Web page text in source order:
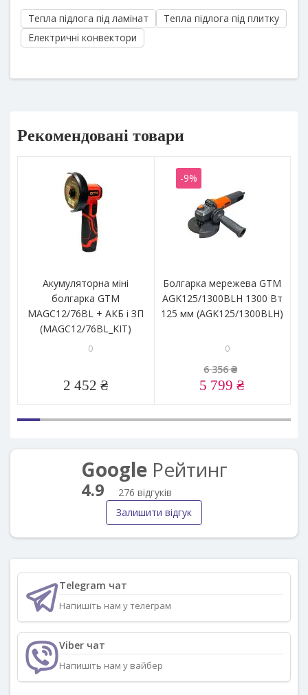
Тепла підлога під ламінат
Тепла підлога під плитку
Електричні конвектори
Рекомендовані товари
Акумуляторна міні
болгарка GTM
MAGC12/76BL + АКБ і ЗП
(MAGC12/76BL_KIT)
0
2 452 ₴
-9%
Болгарка мережева GTM
AGK125/1300BLH 1300 Вт
125 мм (AGK125/1300BLH)
0
6 356 ₴
5 799 ₴
GoogleРейтинг
4.9
276 відгуків
Залишити відгук
Telegram чат
Напишіть нам у телеграм
Viber чат
Напишіть нам у вайбер